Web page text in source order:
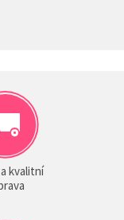
kvalitní